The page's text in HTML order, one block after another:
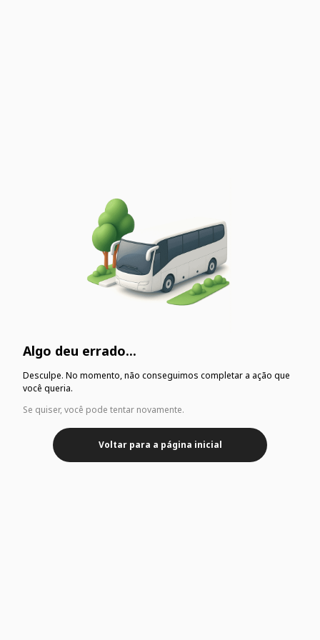
Algo deu errado...
Desculpe. No momento, não conseguimos completar a ação que
você queria.
Se quiser, você pode tentar novamente.
Voltar para a página inicial